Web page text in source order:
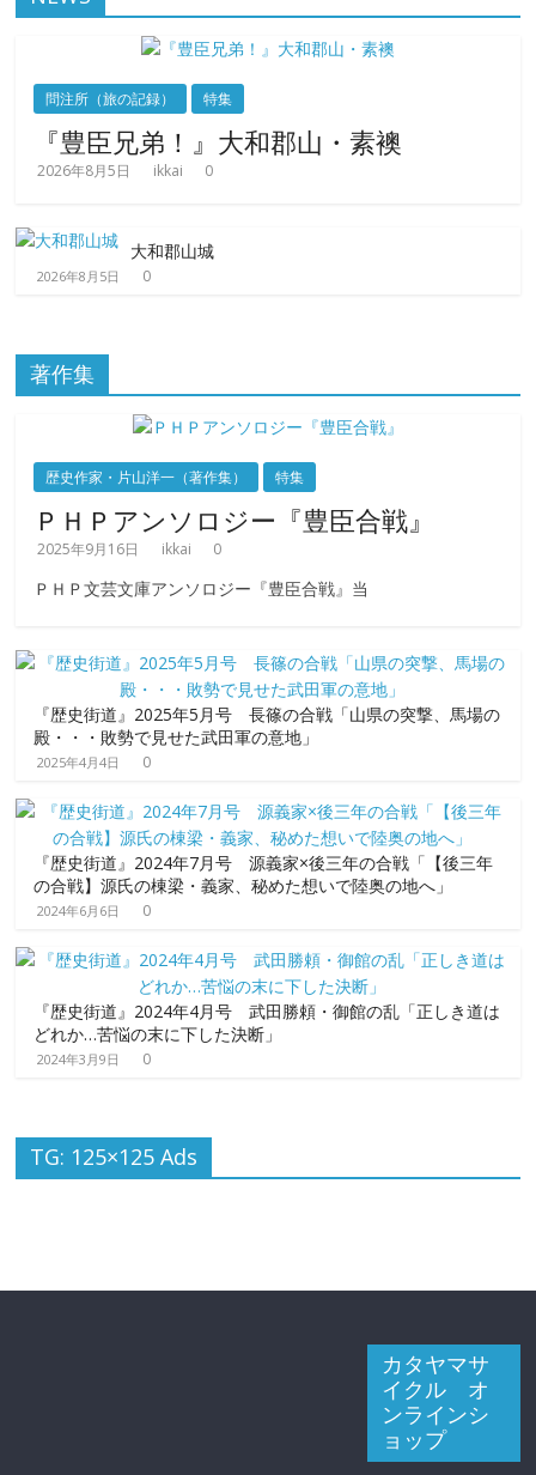
問注所（旅の記録） 特集
『豊臣兄弟！』大和郡山・素襖
2026年8月5日 ikkai 0
大和郡山城
2026年8月5日 0
著作集
歴史作家・片山洋一（著作集） 特集
ＰＨＰアンソロジー『豊臣合戦』
2025年9月16日 ikkai 0
ＰＨＰ文芸文庫アンソロジー『豊臣合戦』当
『歴史街道』2025年5月号 長篠の合戦「山県の突撃、馬場の
殿・・・敗勢で見せた武田軍の意地」
2025年4月4日 0
『歴史街道』2024年7月号 源義家×後三年の合戦「【後三年
の合戦】源氏の棟梁・義家、秘めた想いで陸奥の地へ」
2024年6月6日 0
『歴史街道』2024年4月号 武田勝頼・御館の乱「正しき道は
どれか…苦悩の末に下した決断」
2024年3月9日 0
TG: 125×125 Ads
カタヤマサ
イクル オ
ンラインシ
ョップ